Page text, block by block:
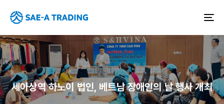
세아상역 하노이 법인, 베트남 장애인의 날 행사 개최